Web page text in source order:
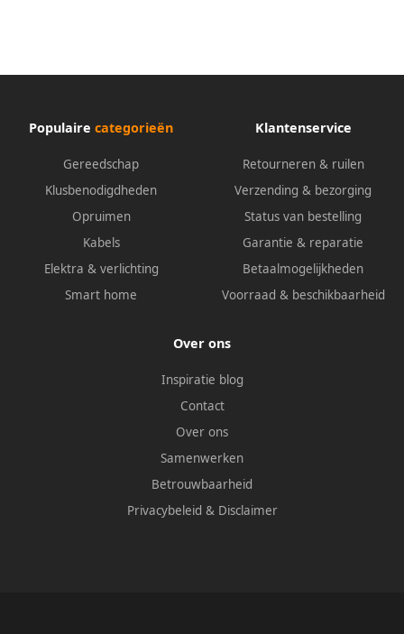
Populaire categorieën
Gereedschap
Klusbenodigdheden
Opruimen
Kabels
Elektra & verlichting
Smart home
Klantenservice
Retourneren & ruilen
Verzending & bezorging
Status van bestelling
Garantie & reparatie
Betaalmogelijkheden
Voorraad & beschikbaarheid
Over ons
Inspiratie blog
Contact
Over ons
Samenwerken
Betrouwbaarheid
Privacybeleid & Disclaimer